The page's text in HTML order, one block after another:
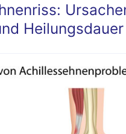
Heilungsdauer